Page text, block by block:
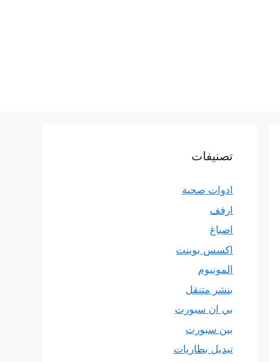
تصنيفات
ادوات صحية
ارفف
اصباغ
اكسس بوينت
المونيوم
بنشر متنقل
بي ان سبورت
بين سبورت
تبديل بطاريات